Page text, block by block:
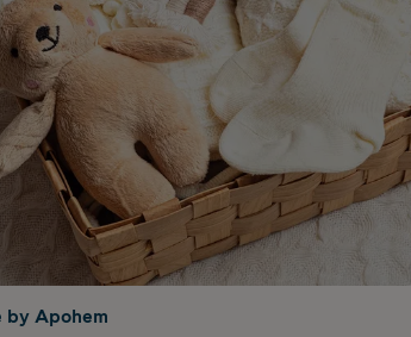
by Apohem